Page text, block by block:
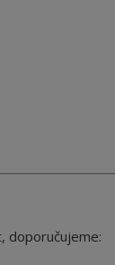
doporučujeme: